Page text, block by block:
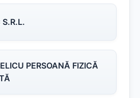
PERSOANĂ FIZICĂ